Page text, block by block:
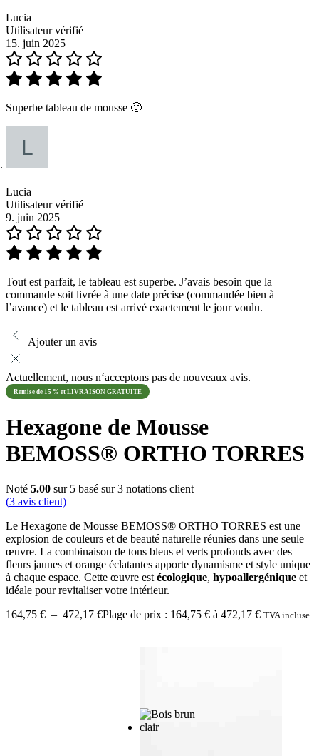
Lucia
Utilisateur vérifié
15. juin 2025
Superbe tableau de mousse 🙂
Lucia
Utilisateur vérifié
9. juin 2025
Tout est parfait, le tableau est superbe. J’avais besoin que la
commande soit livrée à une date précise (commandée bien à
l’avance) et le tableau est arrivé exactement le jour voulu.
Ajouter un avis
Actuellement, nous n‘acceptons pas de nouveaux avis.
Remise de 15 % et LIVRAISON GRATUITE
Hexagone de Mousse
BEMOSS® ORTHO TORRES
Noté 5.00 sur 5 basé sur3 notations client
(3 avis client)
Le Hexagone de Mousse BEMOSS® ORTHO TORRES est une
explosion de couleurs et de beauté naturelle réunies dans une seule
œuvre. La combinaison de tons bleus et verts profonds avec des
fleurs jaunes et orange éclatantes apporte dynamisme et style unique
à chaque espace. Cette œuvre est écologique, hypoallergénique et
idéale pour revitaliser votre intérieur.
164,75 € – 472,17 €Plage de prix : 164,75 € à 472,17 € TVA incluse